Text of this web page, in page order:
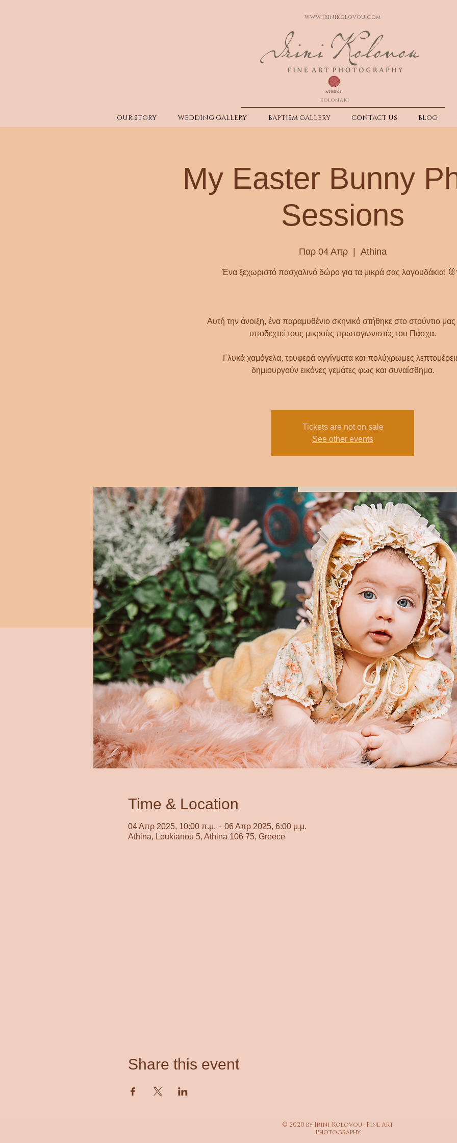
WWW.IRINIKOLOVOU.COM
kolonaki
OUR STORY WEDDING GALLERY BAPTISM GALLERY CONTACT US BLOG
My Easter Bunny
Sessions
Παρ 04 Απρ Athina
Ένα ξεχωριστό πασχαλινό δώρο για τα μικρά σας λαγουδάκια!
Αυτή την άνοιξη, ένα παραμυθένιο σκηνικό στήθηκε στο στούντιο μας
υποδεχτεί τους μικρούς πρωταγωνιστές του Πάσχα.
Γλυκά χαμόγελα, τρυφερά αγγίγματα και πολύχρωμες
δημιουργούν εικόνες γεμάτες φως και συναίσθημα.
Tickets are not on sale
See other events
Time & Location
04 Απρ 2025, 10:00 π.μ. – 06 Απρ 2025, 6:00 μ.μ.
Athina, Loukianou 5, Athina 106 75, Greece
Share this event
© 2020 by Irini Kolovou -Fine Art
Photography